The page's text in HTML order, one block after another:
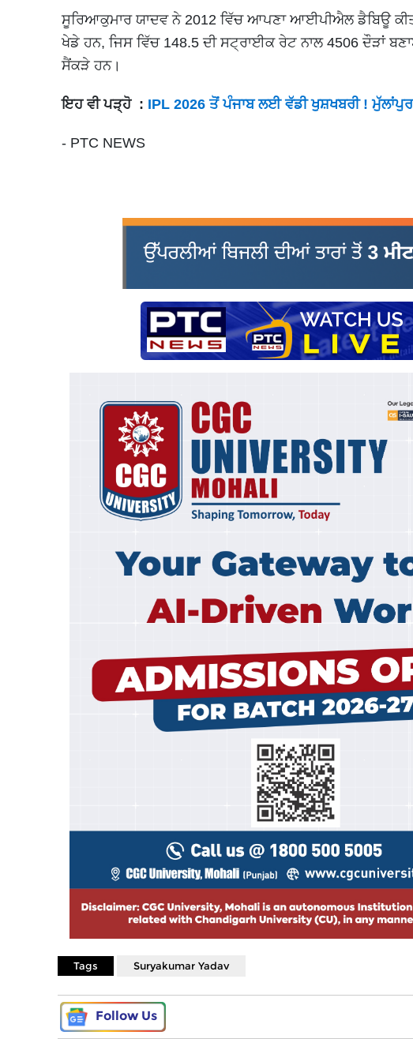
ਸੂਰਿਆਕੁਮਾਰ ਯਾਦਵ ਨੇ 2012 ਵਿੱਚ ਆਪਣਾ ਆਈਪੀਐਲ ਡੈਬਿਊ
ਖੇਡੇ ਹਨ, ਜਿਸ ਵਿੱਚ 148.5 ਦੀ ਸਟ੍ਰਾਈਕ ਰੇਟ ਨਾਲ 4506
ਸੈਂਕੜੇ ਹਨ।
ਇਹ ਵੀ ਪੜ੍ਹੋ : IPL 2026 ਤੋਂ ਪੰਜਾਬ ਲਈ ਵੱਡੀ ਖੁਸ਼ਖਬਰੀ !
- PTC NEWS
Tags Suryakumar Yadav
Follow Us